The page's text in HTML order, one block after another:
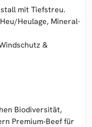
mit Tiefstreu.
Heulage, Mineral­
&
Biodiversität,
Premium‑Beef für